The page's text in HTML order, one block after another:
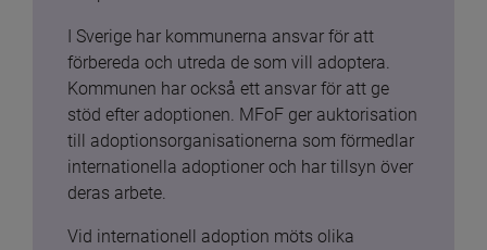
I Sverige har kommunerna ansvar för att
förbereda och utreda de som vill adoptera.
Kommunen har också ett ansvar för att ge
stöd efter adoptionen. MFoF ger auktorisation
till adoptionsorganisationerna som förmedlar
internationella adoptioner och har tillsyn över
deras arbete.
Vid internationell adoption möts olika